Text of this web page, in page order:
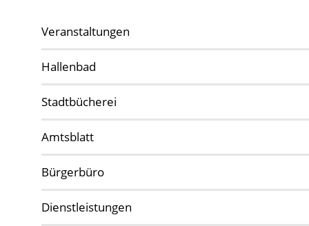
Veranstaltungen
Hallenbad
Stadtbücherei
Amtsblatt
Bürgerbüro
Dienstleistungen